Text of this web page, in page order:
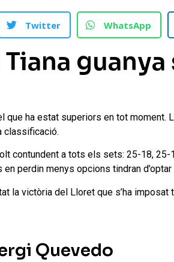
Twitter WhatsApp
Tiana
que ha estat superiors en tot moment.
classificació.
contundent a tots els sets: 25-18,
en perdin menys opcions tindran
la victòria del Lloret que s’ha imposat
Quevedo